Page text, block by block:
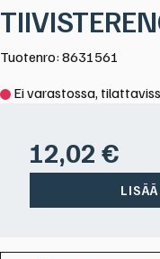
Tuotenro: 8631561
Ei varastossa,
12,02 €